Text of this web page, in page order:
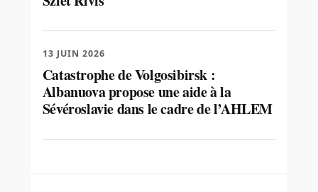
13 JUIN 2026
Catastrophe de Volgosibirsk :
Albanuova propose une aide à la
Sévéroslavie dans le cadre de l’AHLEM